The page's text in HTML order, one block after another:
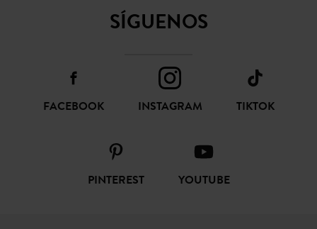
SÍGUENOS
FACEBOOK INSTAGRAM TIKTOK
PINTEREST YOUTUBE